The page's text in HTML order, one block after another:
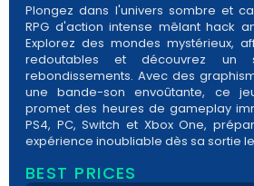
Plongez dans l'univers sombre et
RPG d'action intense mêlant hack
Explorez des mondes mystérieux,
redoutables et découvrez un
rebondissements. Avec des
une bande-son envoûtante, ce
promet des heures de gameplay
PS4, PC, Switch et Xbox One,
expérience inoubliable dès sa sortie le
BEST PRICES